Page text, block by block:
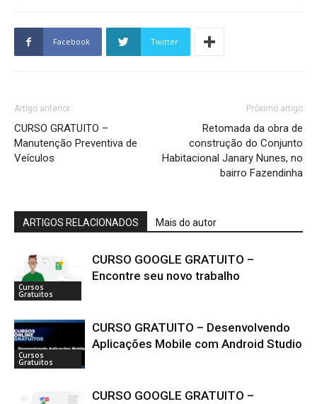
Facebook Twitter
Artigo anterior
CURSO GRATUITO –
Manutenção Preventiva de
Veículos
Próximo artigo
Retomada da obra de
construção do Conjunto
Habitacional Janary Nunes, no
bairro Fazendinha
ARTIGOS RELACIONADOS Mais do autor
Cursos
Gratuitos
CURSO GOOGLE GRATUITO –
Encontre seu novo trabalho
Cursos
Gratuitos
CURSO GRATUITO – Desenvolvendo
Aplicações Mobile com Android Studio
CURSO GOOGLE GRATUITO –